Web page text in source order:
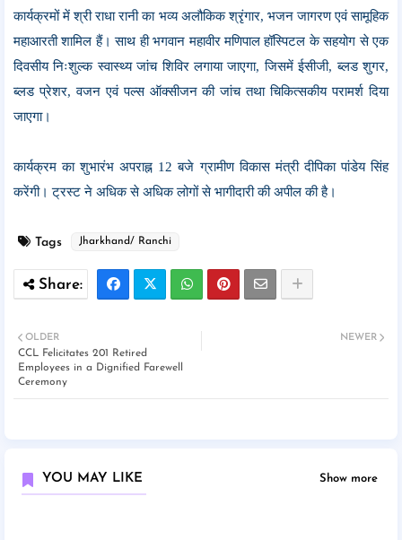
कार्यक्रमों में श्री राधा रानी का भव्य अलौकिक श्रृंगार, भजन जागरण एवं सामूहिक
महाआरती शामिल हैं। साथ ही भगवान महावीर मणिपाल हॉस्पिटल के सहयोग से एक
दिवसीय निःशुल्क स्वास्थ्य जांच शिविर लगाया जाएगा, जिसमें ईसीजी, ब्लड शुगर,
ब्लड प्रेशर, वजन एवं पल्स ऑक्सीजन की जांच तथा चिकित्सकीय परामर्श दिया
जाएगा।
कार्यक्रम का शुभारंभ अपराह्न 12 बजे ग्रामीण विकास मंत्री दीपिका पांडेय सिंह
करेंगी। ट्रस्ट ने अधिक से अधिक लोगों से भागीदारी की अपील की है।
Tags Jharkhand/ Ranchi
NEWER
OLDER
CCL Felicitates 201 Retired
Employees in a Dignified Farewell
Ceremony
YOU MAY LIKE Show more